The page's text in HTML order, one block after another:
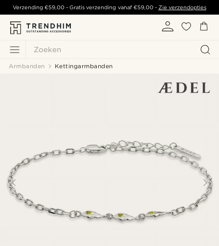
Zoeken
Verzending€59,00 - Gratis verzending vanaf €59,00- Zie verzendopties
Armbanden Kettingarmbanden